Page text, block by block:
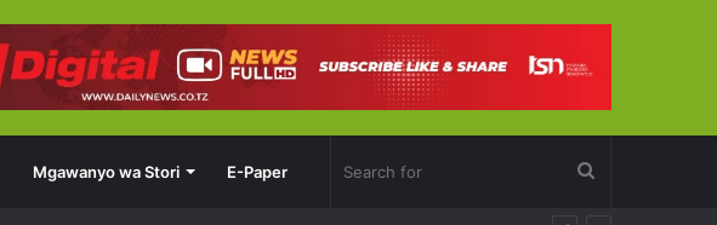
Mgawanyo wa Stori E-Paper